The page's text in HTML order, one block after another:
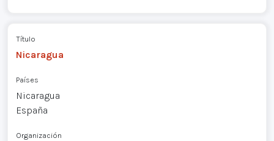
Título
Nicaragua
Países
Nicaragua
España
Organización